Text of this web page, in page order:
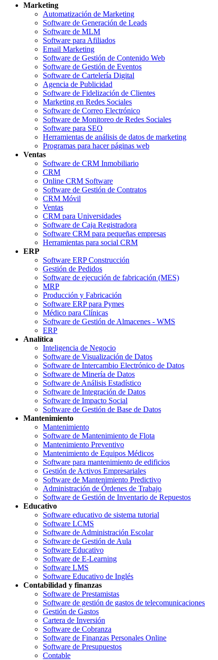
Marketing
Automatización de Marketing
Software de Generación de Leads
Software de MLM
Software para Afiliados
Email Marketing
Software de Gestión de Contenido Web
Software de Gestión de Eventos
Software de Cartelería Digital
Agencia de Publicidad
Software de Fidelización de Clientes
Marketing en Redes Sociales
Software de Correo Electrónico
Software de Monitoreo de Redes Sociales
Software para SEO
Herramientas de análisis de datos de marketing
Programas para hacer páginas web
Ventas
Software de CRM Inmobiliario
CRM
Online CRM Software
Software de Gestión de Contratos
CRM Móvil
Ventas
CRM para Universidades
Software de Caja Registradora
Software CRM para pequeñas empresas
Herramientas para social CRM
ERP
Software ERP Construcción
Gestión de Pedidos
Software de ejecución de fabricación (MES)
MRP
Producción y Fabricación
Software ERP para Pymes
Médico para Clínicas
Software de Gestión de Almacenes - WMS
ERP
Analítica
Inteligencia de Negocio
Software de Visualización de Datos
Software de Intercambio Electrónico de Datos
Software de Minería de Datos
Software de Análisis Estadístico
Software de Integración de Datos
Software de Impacto Social
Software de Gestión de Base de Datos
Mantenimiento
Mantenimiento
Software de Mantenimiento de Flota
Mantenimiento Preventivo
Mantenimiento de Equipos Médicos
Software para mantenimiento de edificios
Gestión de Activos Empresariales
Software de Mantenimiento Predictivo
Administración de Órdenes de Trabajo
Software de Gestión de Inventario de Repuestos
Educativo
Software educativo de sistema tutorial
Software LCMS
Software de Administración Escolar
Software de Gestión de Aula
Software Educativo
Software de E-Learning
Software LMS
Software Educativo de Inglés
Contabilidad y finanzas
Software de Prestamistas
Software de gestión de gastos de telecomunicaciones
Gestión de Gastos
Cartera de Inversión
Software de Cobranza
Software de Finanzas Personales Online
Software de Presupuestos
Contable